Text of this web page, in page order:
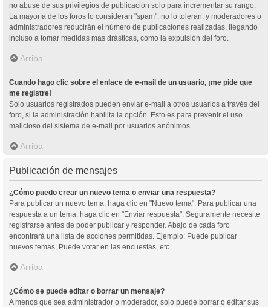
no abuse de sus privilegios de publicación solo para incrementar su rango.
La mayoría de los foros lo consideran "spam", no lo toleran, y moderadores o
administradores reducirán el número de publicaciones realizadas, llegando
incluso a tomar medidas mas drásticas, como la expulsión del foro.
Arriba
Cuando hago clic sobre el enlace de e-mail de un usuario, ¡me pide que
me registre!
Solo usuarios registrados pueden enviar e-mail a otros usuarios a través del
foro, si la administración habilita la opción. Esto es para prevenir el uso
malicioso del sistema de e-mail por usuarios anónimos.
Arriba
Publicación de mensajes
¿Cómo puedo crear un nuevo tema o enviar una respuesta?
Para publicar un nuevo tema, haga clic en "Nuevo tema". Para publicar una
respuesta a un tema, haga clic en "Enviar respuesta". Seguramente necesite
registrarse antes de poder publicar y responder. Abajo de cada foro
encontrará una lista de acciones permitidas. Ejemplo: Puede publicar
nuevos temas, Puede votar en las encuestas, etc.
Arriba
¿Cómo se puede editar o borrar un mensaje?
A menos que sea administrador o moderador, solo puede borrar o editar sus